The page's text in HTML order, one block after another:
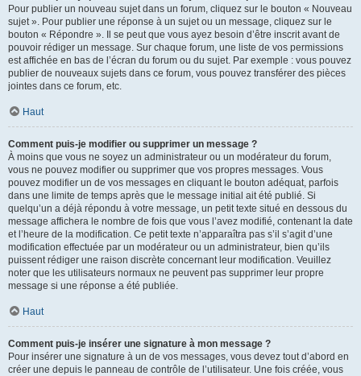
Pour publier un nouveau sujet dans un forum, cliquez sur le bouton « Nouveau
sujet ». Pour publier une réponse à un sujet ou un message, cliquez sur le
bouton « Répondre ». Il se peut que vous ayez besoin d’être inscrit avant de
pouvoir rédiger un message. Sur chaque forum, une liste de vos permissions
est affichée en bas de l’écran du forum ou du sujet. Par exemple : vous pouvez
publier de nouveaux sujets dans ce forum, vous pouvez transférer des pièces
jointes dans ce forum, etc.
Haut
Comment puis-je modifier ou supprimer un message ?
À moins que vous ne soyez un administrateur ou un modérateur du forum,
vous ne pouvez modifier ou supprimer que vos propres messages. Vous
pouvez modifier un de vos messages en cliquant le bouton adéquat, parfois
dans une limite de temps après que le message initial ait été publié. Si
quelqu’un a déjà répondu à votre message, un petit texte situé en dessous du
message affichera le nombre de fois que vous l’avez modifié, contenant la date
et l’heure de la modification. Ce petit texte n’apparaîtra pas s’il s’agit d’une
modification effectuée par un modérateur ou un administrateur, bien qu’ils
puissent rédiger une raison discrète concernant leur modification. Veuillez
noter que les utilisateurs normaux ne peuvent pas supprimer leur propre
message si une réponse a été publiée.
Haut
Comment puis-je insérer une signature à mon message ?
Pour insérer une signature à un de vos messages, vous devez tout d’abord en
créer une depuis le panneau de contrôle de l’utilisateur. Une fois créée, vous